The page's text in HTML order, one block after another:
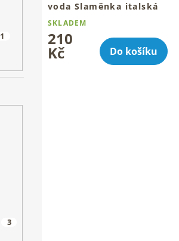
1
3
voda Slaměnka italská
100 ml
Pro zklidněnou a rozzářenou
pleť
SKLADEM
210
Kč Do košíku